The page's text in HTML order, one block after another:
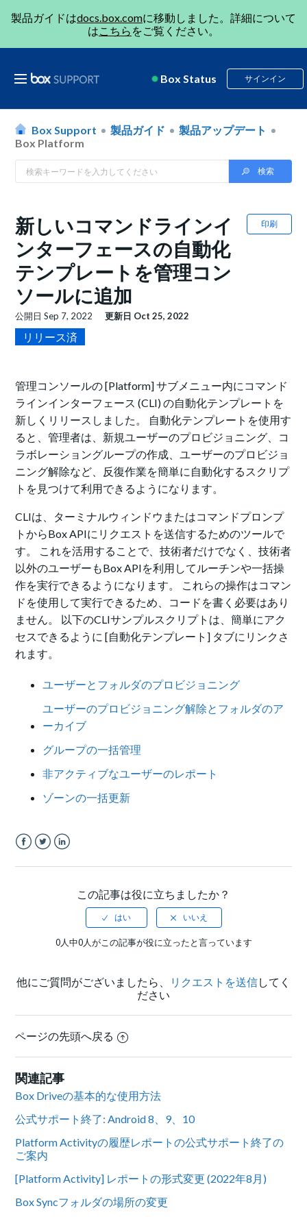
製品ガイドはdocs.box.comに移動しました。詳細について
はこちら をご覧ください。
Box Status サインイン
Box Support 製品ガイド
製品アップデート
Box Platform
印刷
新しいコマンドラインイ
ンターフェースの自動化
テンプレートを管理コン
ソールに追加
公開日Sep 7, 2022 更新日 Oct 25, 2022
リリース済
管理コンソールの [Platform] サブメニュー内にコマンド
ラインインターフェース (CLI) の自動化テンプレートを
新しくリリースしました。 自動化テンプレートを使用す
ると、管理者は、新規ユーザーのプロビジョニング、コ
ラボレーショングループの作成、ユーザーのプロビジョ
ニング解除など、反復作業を簡単に自動化するスクリプ
トを見つけて利用できるようになります。
CLIは、ターミナルウィンドウまたはコマンドプロンプ
トからBox APIにリクエストを送信するためのツールで
す。 これを活用することで、技術者だけでなく、技術者
以外のユーザーもBox APIを利用してルーチンや一括操
作を実行できるようになります。 これらの操作はコマン
ドを使用して実行できるため、コードを書く必要はあり
ません。 以下のCLIサンプルスクリプトは、簡単にアク
セスできるように [自動化テンプレート] タブにリンクさ
れます。
ユーザーとフォルダのプロビジョニング
ユーザーのプロビジョニング解除とフォルダのア
ーカイブ
グループの一括管理
非アクティブなユーザーのレポート
ゾーンの一括更新
この記事は役に立ちましたか？
0人中0人がこの記事が役に立ったと言っています
他にご質問がございましたら、 リクエストを送信してく
ださい
ページの先頭へ戻る
関連記事
Box Driveの基本的な使用方法
公式サポート終了: Android 8、9、10
Platform Activityの履歴レポートの公式サポート終了の
ご案内
[Platform Activity] レポートの形式変更 (2022年8月)
Box Syncフォルダの場所の変更